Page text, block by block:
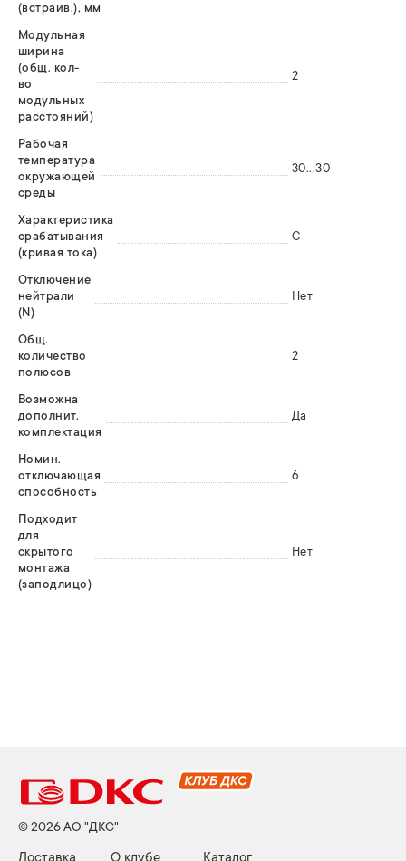
(встраив.), мм
Модульная
ширина
(общ. кол-
во
модульных
расстояний)
2
Рабочая
температура
окружающей
среды
30...30
Характеристика
срабатывания
(кривая тока)
C
Отключение
нейтрали
(N)
Нет
Общ.
количество
полюсов
2
Возможна
дополнит.
комплектация
Да
Номин.
отключающая
способность
6
Подходит
для
скрытого
монтажа
(заподлицо)
Нет
© 2026 АО "ДКС"